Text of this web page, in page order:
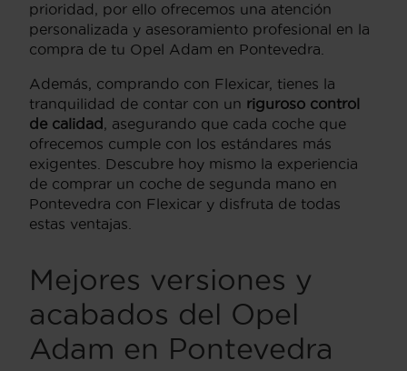
prioridad, por ello ofrecemos una atención
personalizada y asesoramiento profesional en la
compra de tu Opel Adam en Pontevedra.
Además, comprando con Flexicar, tienes la
tranquilidad de contar con un riguroso control
de calidad , asegurando que cada coche que
ofrecemos cumple con los estándares más
exigentes. Descubre hoy mismo la experiencia
de comprar un coche de segunda mano en
Pontevedra con Flexicar y disfruta de todas
estas ventajas.
Mejores versiones y
acabados del Opel
Adam en Pontevedra